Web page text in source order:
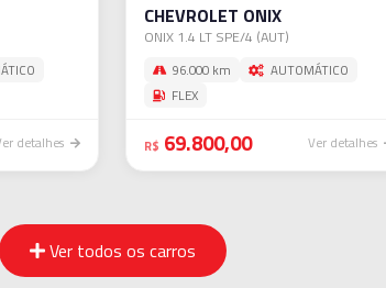
detalhes
CHEVROLET ONIX
ONIX 1.4 LT SPE/4 (AUT)
96.000 km
AUTOMÁTICO
FLEX
R$ 69.800,00 Ver detalhes
Ver todos os carros
Avalie seu usado
Avaliar meu carro